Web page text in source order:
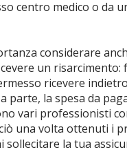
centro medico o da
considerare
un risarcimento:
ricevere
parte, la spesa da
vari professionisti
una volta ottenuti i
la tua